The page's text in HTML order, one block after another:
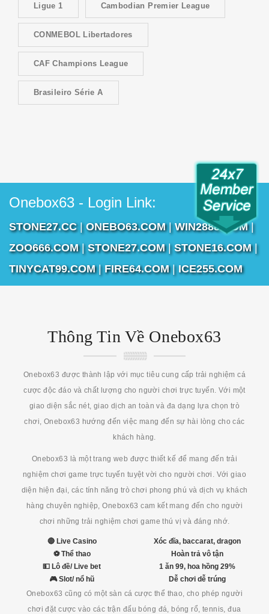
Ligue 1 Cambodian Premier League
CONMEBOL Libertadores
CAF Champions League
Brasileiro Série A
Onebox63 - Login Link:
STONE27.CC|ONEBO63.COM|WIN2888.COM|
ZOO666.COM|STONE27.COM|STONE16.COM|
TINYCAT99.COM| FIRE64.COM| ICE255.COM
Thông Tin Về Onebox63
Onebox63 được thành lập với mục tiêu cung cấp trải nghiệm cá
cược độc đáo và chất lượng cho người chơi trực tuyến. Với một
giao diện sắc nét, giao dịch an toàn và đa dạng lựa chọn trò
chơi, Onebox63 hướng đến việc mang đến sự hài lòng cho các
khách hàng.
Onebox63 là một trang web được thiết kế để mang đến trải
nghiệm chơi game trực tuyến tuyệt vời cho người chơi. Với giao
diện hiện đại, các tính năng trò chơi phong phú và dịch vụ khách
hàng chuyên nghiệp, Onebox63 cam kết mang đến cho người
chơi những trải nghiệm chơi game thú vị và đáng nhớ.
🔴 Live Casino
Xóc đĩa, baccarat, dragon
⚽ Thể thao
Hoàn trả vô tận
💵 Lô đề/ Live bet
1 ăn 99, hoa hồng 29%
🎮 Slot/ nổ hũ
Dễ chơi dễ trúng
Onebox63 cũng có một sàn cá cược thể thao, cho phép người
chơi đặt cược vào các trận đấu bóng đá, bóng rổ, tennis, đua